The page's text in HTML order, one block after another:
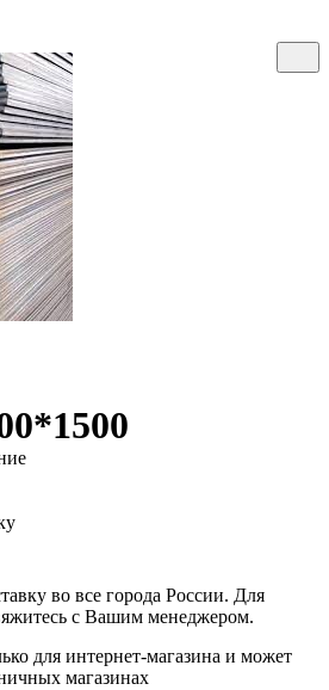
во все города России. Для
с Вашим менеджером.
для интернет-магазина и может
магазинах